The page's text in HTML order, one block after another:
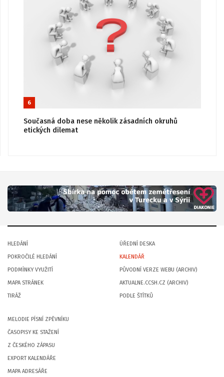
6
Současná doba nese několik zásadních okruhů
etických dilemat
HLEDÁNÍ
POKROČILÉ HLEDÁNÍ
PODMÍNKY VYUŽITÍ
MAPA STRÁNEK
TIRÁŽ
ÚŘEDNÍ DESKA
KALENDÁŘ
PŮVODNÍ VERZE WEBU (ARCHIV)
AKTUALNE.CCSH.CZ (ARCHIV)
PODLE ŠTÍTKŮ
MELODIE PÍSNÍ ZPĚVNÍKU
ČASOPISY KE STAŽENÍ
Z ČESKÉHO ZÁPASU
EXPORT KALENDÁŘE
MAPA ADRESÁŘE